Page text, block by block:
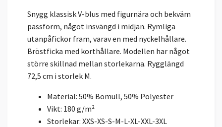
Snygg klassisk V-blus med figurnära och bekväm
passform, något insvängd i midjan. Rymliga
utanpåfickor fram, varav en med nyckelhållare.
Bröstficka med korthållare. Modellen har något
större skillnad mellan storlekarna. Rygglängd
72,5 cm i storlek M.
Material: 50% Bomull, 50% Polyester
Vikt: 180 g/m²
Storlekar: XXS-XS-S-M-L-XL-XXL-3XL